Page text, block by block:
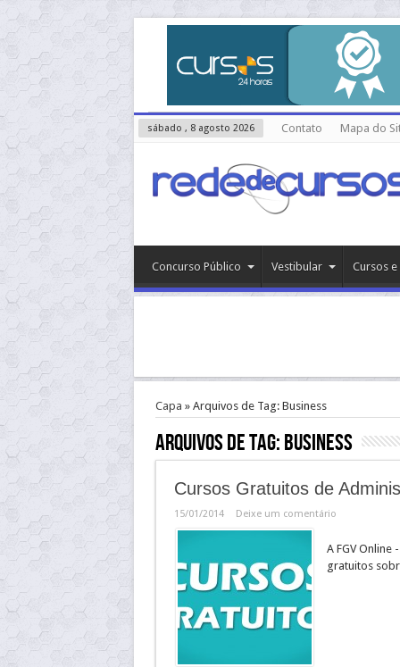
sábado , 8 agosto 2026 Contato Mapa do
Concurso Público Vestibular Cursos
Capa » Arquivos de Tag: Business
Arquivos de Tag:Business
Cursos Gratuitos de
15/01/2014 Deixe um comentário
A FGV Online
gratuitos